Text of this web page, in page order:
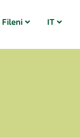
Fileni IT